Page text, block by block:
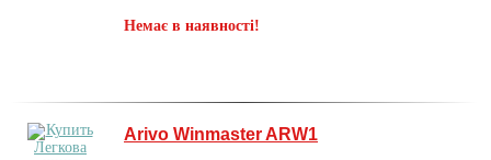
Немає в наявності!
Arivo Winmaster ARW1